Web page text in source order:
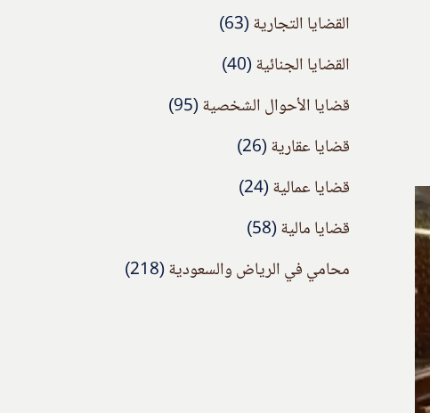
القضايا التجارية(63)
القضايا الجنائية(40)
قضايا الأحوال الشخصية(95)
قضايا عقارية(26)
قضايا عمالية(24)
قضايا مالية(58)
محامي في الرياض والسعودية(218)